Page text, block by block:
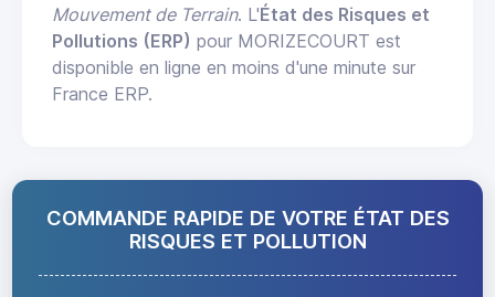
Mouvement de Terrain. L'État des Risques et
Pollutions (ERP) pour MORIZECOURT est
disponible en ligne en moins d'une minute sur
France ERP.
COMMANDE RAPIDE DE VOTRE ÉTAT DES
RISQUES ET POLLUTION